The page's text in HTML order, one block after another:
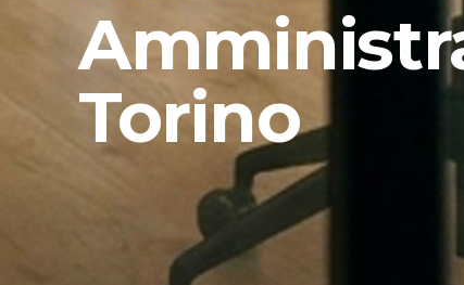
Torino